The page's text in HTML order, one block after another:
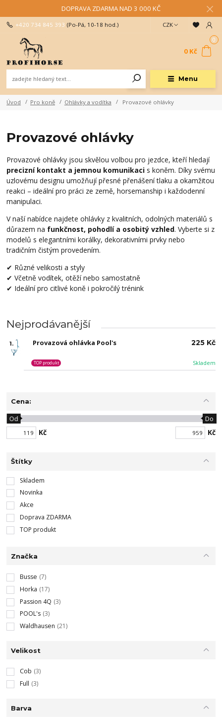
DOPRAVA ZDARMA NAD 3 000 KČ
Menu
CZK
+420 734 845 393 (Po-Pá, 10-18 hod.)
0
0 Kč
Úvod Pro koně Ohlávky a vodítka Provazové ohlávky
Provazové ohlávky
Provazové ohlávky jsou skvělou volbou pro jezdce, kteří hledají
precizní kontakt a jemnou komunikaci s koněm. Díky svému
uzlovému designu umožňují přesné přenášení tlaku a okamžitou
reakci – ideální pro práci ze země, horsemanship i každodenní
manipulaci.
V naší nabídce najdete ohlávky z kvalitních, odolných materiálů s
důrazem na funkčnost, pohodlí a osobitý vzhled. Vyberte si z
modelů s elegantními korálky, dekorativními prvky nebo
tradičním čistým provedením.
✔ Různé velikosti a styly
✔ Včetně vodítek, otěží nebo samostatně
✔ Ideální pro citlivé koně i pokročilý trénink
Nejprodávanější
1. Provazová ohlávka Pool's
Skladem
TOP produkt
225 Kč
Cena:
Kč
Od Do
Kč
Štítky
Skladem
Novinka
Akce
Doprava ZDARMA
TOP produkt
Značka
Busse (7)
Horka (17)
Passion 4Q (3)
POOL's (3)
Waldhausen (21)
Velikost
Cob (3)
Full (3)
Barva